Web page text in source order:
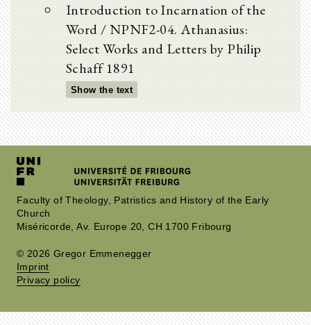
Introduction to Incarnation of the
Word / NPNF2-04. Athanasius:
Select Works and Letters by Philip
Schaff 1891
Show the text
Faculty of Theology, Patristics and History of the Early
Church
Miséricorde, Av. Europe 20, CH 1700 Fribourg
© 2026 Gregor Emmenegger
Imprint
Privacy policy